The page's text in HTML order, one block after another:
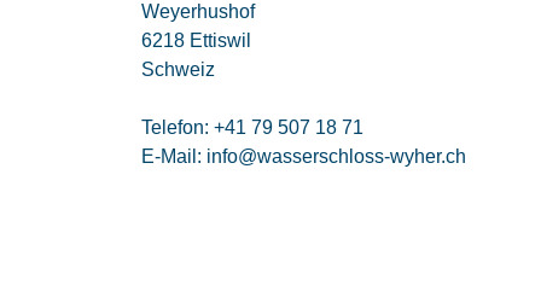
Weyerhushof
6218 Ettiswil
Schweiz
Telefon: +41 79 507 18 71
E-Mail: info@wasserschloss-wyher.ch